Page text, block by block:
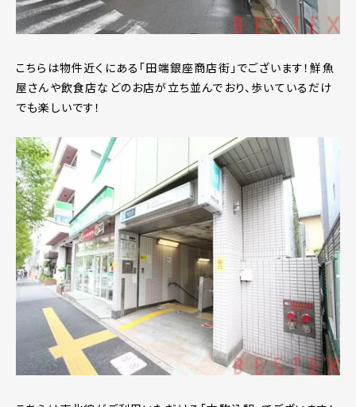
こちらは物件近くにある「田端銀座商店街」でございます！鮮魚
屋さんや飲食店などのお店が立ち並んでおり、歩いているだけ
でも楽しいです！